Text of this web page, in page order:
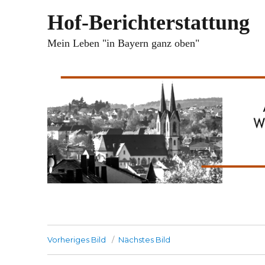
Hof-Berichterstattung
Mein Leben "in Bayern ganz oben"
Vorheriges Bild Nächstes Bild